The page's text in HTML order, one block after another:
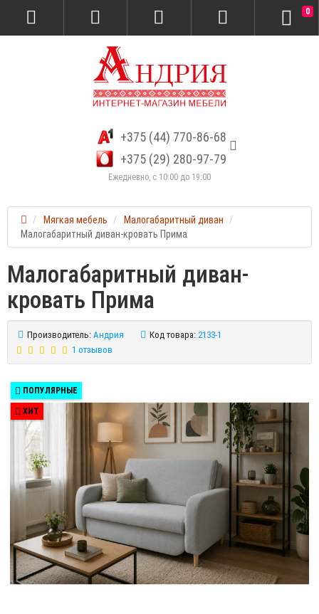
+375 (44) 770-86-68
+375 (29) 280-97-79
Ежедневно, с 10:00 до 19:00
0
Мягкая мебель
Малогабаритный диван
Малогабаритный диван-кровать Прима
Малогабаритный диван-
кровать Прима
Производитель: Андрия Код товара: 2133-1
1 отзывов
ПОПУЛЯРНЫЕ
ХИТ